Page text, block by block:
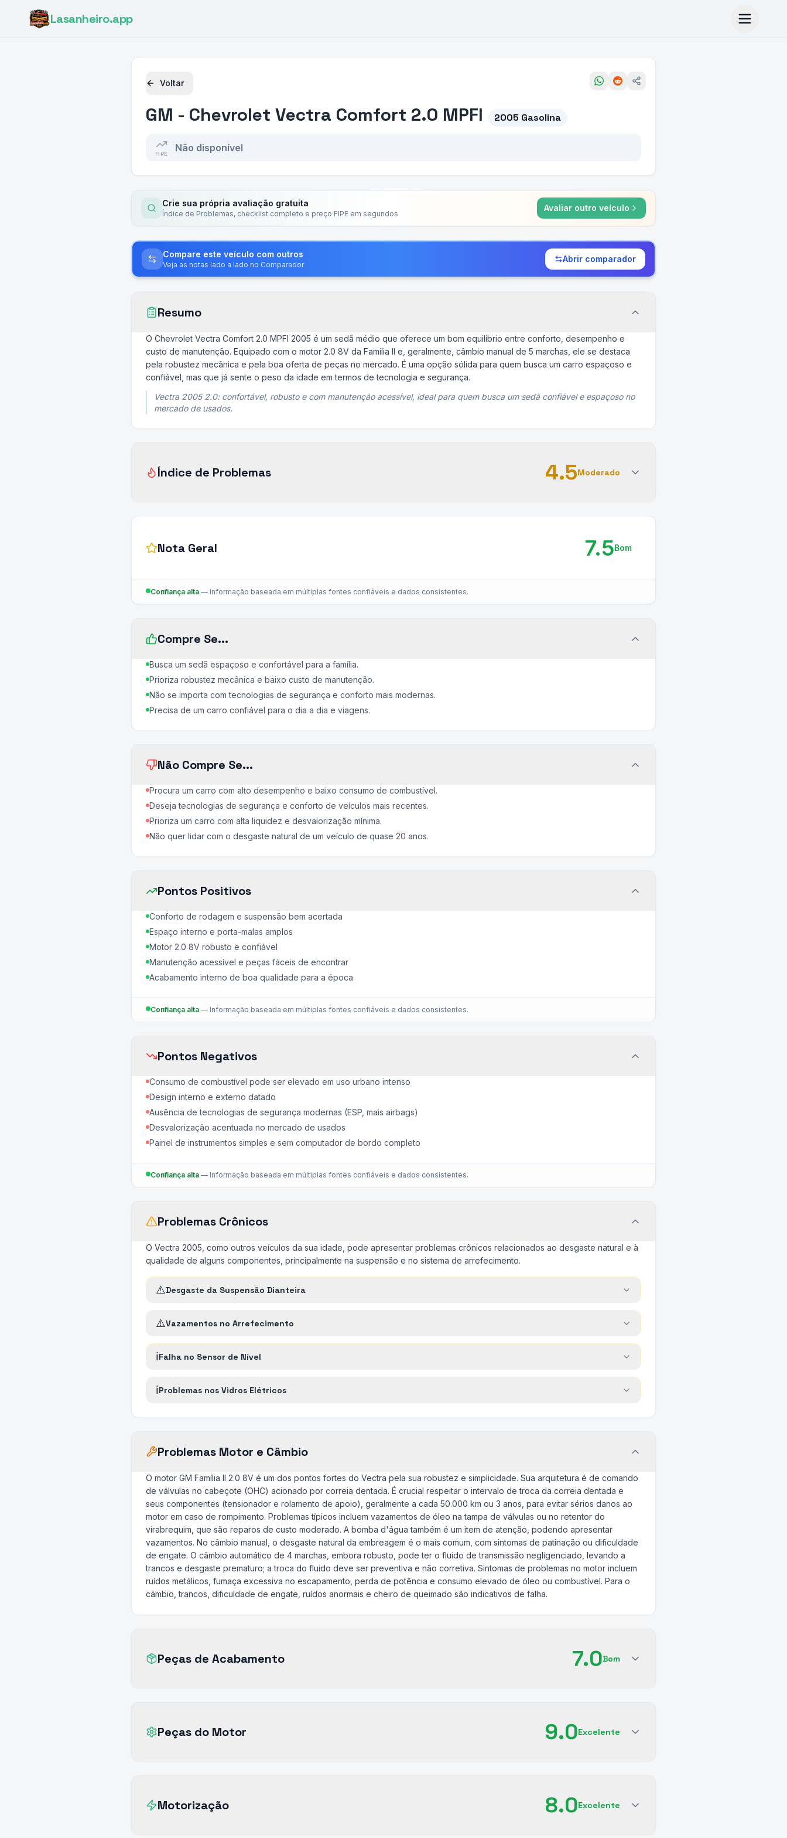
Lasanheiro.app
Voltar
GM - Chevrolet Vectra Comfort 2.0 MPFI 2005 Gasolina
FIPE
Não disponível
Crie sua própria avaliação gratuita
Índice de Problemas, checklist completo e preço FIPE em segundos
Avaliar outro veículo
Compare este veículo com outros
Veja as notas lado a lado no Comparador
Abrir comparador
Resumo
O Chevrolet Vectra Comfort 2.0 MPFI 2005 é um sedã médio que oferece um bom equilíbrio entre conforto, desempenho e
custo de manutenção. Equipado com o motor 2.0 8V da Família II e, geralmente, câmbio manual de 5 marchas, ele se destaca
pela robustez mecânica e pela boa oferta de peças no mercado. É uma opção sólida para quem busca um carro espaçoso e
confiável, mas que já sente o peso da idade em termos de tecnologia e segurança.
Vectra 2005 2.0: confortável, robusto e com manutenção acessível, ideal para quem busca um sedã confiável e espaçoso no
mercado de usados.
Índice de Problemas 4.5Moderado
Nota Geral 7.5Bom
Confiança alta — Informação baseada em múltiplas fontes confiáveis e dados consistentes.
Compre Se...
Busca um sedã espaçoso e confortável para a família.
Prioriza robustez mecânica e baixo custo de manutenção.
Não se importa com tecnologias de segurança e conforto mais modernas.
Precisa de um carro confiável para o dia a dia e viagens.
Não Compre Se...
Procura um carro com alto desempenho e baixo consumo de combustível.
Deseja tecnologias de segurança e conforto de veículos mais recentes.
Prioriza um carro com alta liquidez e desvalorização mínima.
Não quer lidar com o desgaste natural de um veículo de quase 20 anos.
Pontos Positivos
Conforto de rodagem e suspensão bem acertada
Espaço interno e porta-malas amplos
Motor 2.0 8V robusto e confiável
Manutenção acessível e peças fáceis de encontrar
Acabamento interno de boa qualidade para a época
Confiança alta — Informação baseada em múltiplas fontes confiáveis e dados consistentes.
Pontos Negativos
Consumo de combustível pode ser elevado em uso urbano intenso
Design interno e externo datado
Ausência de tecnologias de segurança modernas (ESP, mais airbags)
Desvalorização acentuada no mercado de usados
Painel de instrumentos simples e sem computador de bordo completo
Confiança alta — Informação baseada em múltiplas fontes confiáveis e dados consistentes.
Problemas Crônicos
O Vectra 2005, como outros veículos da sua idade, pode apresentar problemas crônicos relacionados ao desgaste natural e à
qualidade de alguns componentes, principalmente na suspensão e no sistema de arrefecimento.
⚠️Desgaste da Suspensão Dianteira
⚠️Vazamentos no Arrefecimento
ℹ️Falha no Sensor de Nível
ℹ️Problemas nos Vidros Elétricos
Problemas Motor e Câmbio
O motor GM Família II 2.0 8V é um dos pontos fortes do Vectra pela sua robustez e simplicidade. Sua arquitetura é de comando
de válvulas no cabeçote (OHC) acionado por correia dentada. É crucial respeitar o intervalo de troca da correia dentada e
seus componentes (tensionador e rolamento de apoio), geralmente a cada 50.000 km ou 3 anos, para evitar sérios danos ao
motor em caso de rompimento. Problemas típicos incluem vazamentos de óleo na tampa de válvulas ou no retentor do
virabrequim, que são reparos de custo moderado. A bomba d'água também é um item de atenção, podendo apresentar
vazamentos. No câmbio manual, o desgaste natural da embreagem é o mais comum, com sintomas de patinação ou dificuldade
de engate. O câmbio automático de 4 marchas, embora robusto, pode ter o fluido de transmissão negligenciado, levando a
trancos e desgaste prematuro; a troca do fluido deve ser preventiva e não corretiva. Sintomas de problemas no motor incluem
ruídos metálicos, fumaça excessiva no escapamento, perda de potência e consumo elevado de óleo ou combustível. Para o
câmbio, trancos, dificuldade de engate, ruídos anormais e cheiro de queimado são indicativos de falha.
Peças de Acabamento 7.0Bom
Peças do Motor 9.0Excelente
Motorização 8.0Excelente